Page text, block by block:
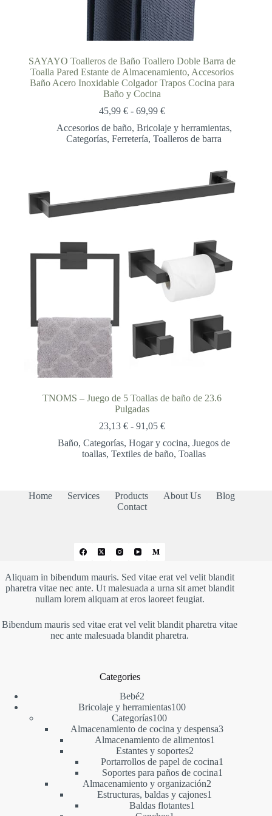
SAYAYO Toalleros de Baño Toallero Doble Barra de
Toalla Pared Estante de Almacenamiento, Accesorios
Baño Acero Inoxidable Colgador Trapos Cocina para
Baño y Cocina
45,99 € - 69,99 €Rango
precios:
desde
Accesorios de baño, Bricolaje y herramientas,
Categorías,Ferretería,Toalleros de barra
TNOMS – Juego de 5 Toallas de baño de 23.6
Pulgadas
23,13 € - 91,05 €Rango
precios:
desde
91,05 €
Baño,Categorías,Hogar y cocina,Juegos de
toallas,Textiles de baño,Toallas
Home Services Products About Us
Blog
Contact
Aliquam in bibendum mauris. Sed vitae erat vel velit blandit
pharetra vitae nec ante. Ut malesuada a urna sit amet blandit
nullam lorem aliquam at eros laoreet feugiat.
Bibendum mauris sed vitae erat vel velit blandit pharetra vitae
nec ante malesuada blandit pharetra.
Categories
Bebé22
productos
Bricolaje y herramientas100100
Categorías100100
productos
Almacenamiento de cocina y despensa33
Almacenamiento de alimentos1
Estantes y soportes22
productos
Portarrollos de papel de cocina1
Soportes para paños de cocina1
Almacenamiento y organización2
Estructuras, baldas y cajones1
Baldas flotantes1